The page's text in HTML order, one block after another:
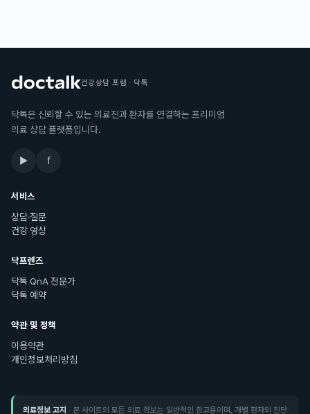
건강상담 포럼 · 닥톡
닥톡은 신뢰할 수 있는 의료진과 환자를 연결하는 프리미엄
의료 상담 플랫폼입니다.
▶ f
서비스
상담·질문
건강 영상
닥프렌즈
닥톡 QnA 전문가
닥톡 예약
약관 및 정책
이용약관
개인정보처리방침
의료정보 고지 · 본 사이트의 모든 의료 정보는 일반적인 참고용이며, 개별 환자의 진단·